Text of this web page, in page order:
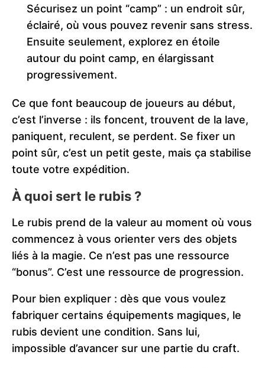
Sécurisez un point “camp” : un endroit sûr,
éclairé, où vous pouvez revenir sans stress.
Ensuite seulement, explorez en étoile
autour du point camp, en élargissant
progressivement.
Ce que font beaucoup de joueurs au début,
c’est l’inverse : ils foncent, trouvent de la lave,
paniquent, reculent, se perdent. Se fixer un
point sûr, c’est un petit geste, mais ça stabilise
toute votre expédition.
À quoi sert le rubis ?
Le rubis prend de la valeur au moment où vous
commencez à vous orienter vers des objets
liés à la magie. Ce n’est pas une ressource
“bonus”. C’est une ressource de progression.
Pour bien expliquer : dès que vous voulez
fabriquer certains équipements magiques, le
rubis devient une condition. Sans lui,
impossible d’avancer sur une partie du craft.